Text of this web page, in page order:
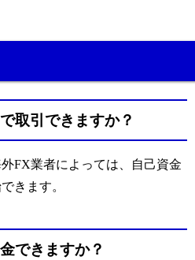
取引できますか？
FX業者によっては、自己資金
きます。
できますか？